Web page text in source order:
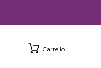
Carrello